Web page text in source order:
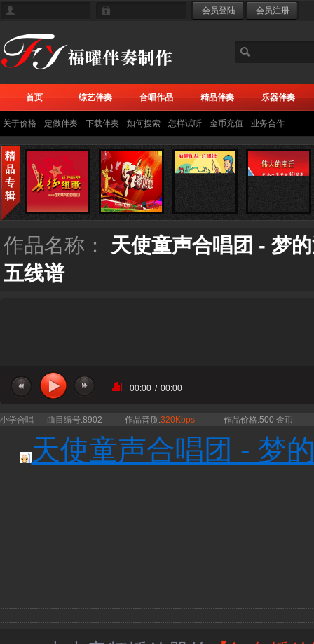
首页 综艺伴奏 合唱作品 精品伴奏 乐器伴奏
关于价格 定做伴奏 下载伴奏 如何搜索 怎样试听 金币充值 业务合作
作品名称： 天使童声合唱团 - 梦
五线谱
00:00 / 00:00
小学合唱 曲目编号:8902 作品音质:320Kbps 作品价格:500 金币
天使童声合唱团 - 梦